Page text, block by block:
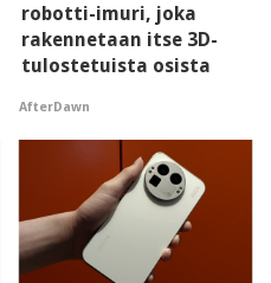
robotti-imuri, joka
rakennetaan itse 3D-
tulostetuista osista
AfterDawn